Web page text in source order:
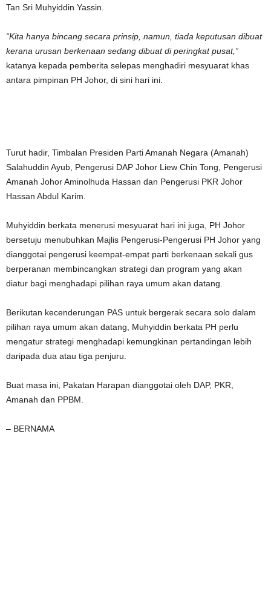
Tan Sri Muhyiddin Yassin.
“Kita hanya bincang secara prinsip, namun, tiada keputusan dibuat
kerana urusan berkenaan sedang dibuat di peringkat pusat,”
katanya kepada pemberita selepas menghadiri mesyuarat khas
antara pimpinan PH Johor, di sini hari ini.
Turut hadir, Timbalan Presiden Parti Amanah Negara (Amanah)
Salahuddin Ayub, Pengerusi DAP Johor Liew Chin Tong, Pengerusi
Amanah Johor Aminolhuda Hassan dan Pengerusi PKR Johor
Hassan Abdul Karim.
Muhyiddin berkata menerusi mesyuarat hari ini juga, PH Johor
bersetuju menubuhkan Majlis Pengerusi-Pengerusi PH Johor yang
dianggotai pengerusi keempat-empat parti berkenaan sekali gus
berperanan membincangkan strategi dan program yang akan
diatur bagi menghadapi pilihan raya umum akan datang.
Berikutan kecenderungan PAS untuk bergerak secara solo dalam
pilihan raya umum akan datang, Muhyiddin berkata PH perlu
mengatur strategi menghadapi kemungkinan pertandingan lebih
daripada dua atau tiga penjuru.
Buat masa ini, Pakatan Harapan dianggotai oleh DAP, PKR,
Amanah dan PPBM.
– BERNAMA